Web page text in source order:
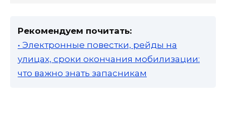
Рекомендуем почитать:
• Электронные повестки, рейды на
улицах, сроки окончания мобилизации:
что важно знать запасникам